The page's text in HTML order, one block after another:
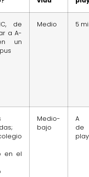
de
a A-
un
Medio 5
en el
Medio-
bajo
A
de